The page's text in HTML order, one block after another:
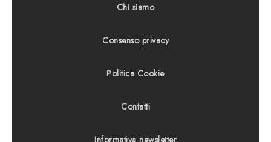
Chi siamo
Consenso privacy
Politica Cookie
Contatti
Informativa newsletter